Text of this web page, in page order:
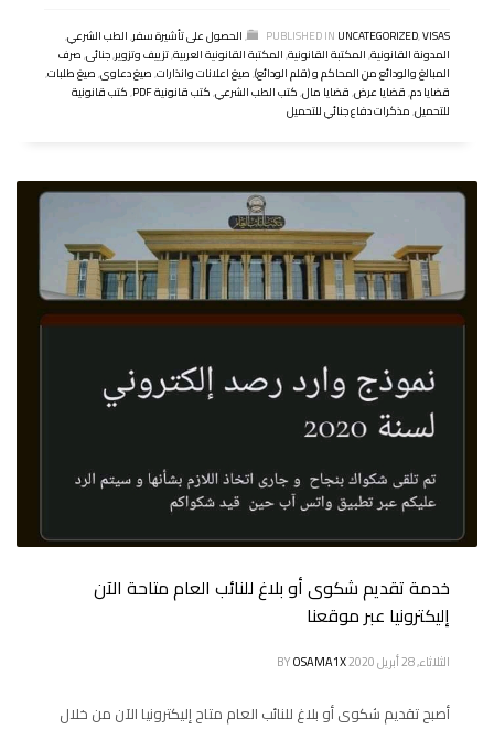
PUBLISHED IN UNCATEGORIZED,VISAS
,الحصول على تأشيرة سفر,الطب الشرعي,
المدونة القانونية,المكتبة القانونية,المكتبة القانونية العربية,تزييف وتزوير,جنائى,صرف
المبالغ والودائع من المحاكم و (قلم الودائع),صيغ اعلانات وانذارات,صيغ دعاوى,صيغ طلبات,
قضايا دم,قضايا عرض,قضايا مال,كتب الطب الشرعي,كتب قانونية PDF ,كتب قانونية
للتحميل,مذكرات دفاع جنائي للتحميل
خدمة تقديم شكوى أو بلاغ للنائب العام متاحة الآن
إليكترونيا عبر موقعنا
الثلاثاء, 28 أبريل 2020 BYOSAMA1X
أصبح تقديم شكوى أو بلاغ للنائب العام متاح إليكترونيا الآن من خلال